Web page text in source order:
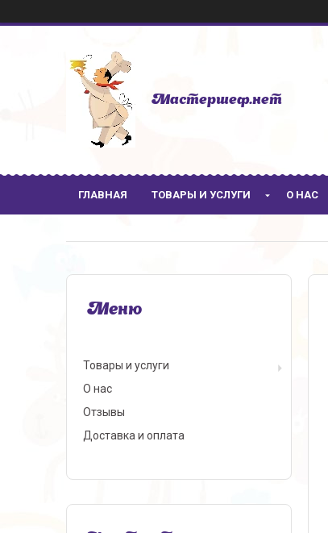
Мастершеф.нет
ГЛАВНАЯ ТОВАРЫ И УСЛУГИ О НАС
Товары и услуги
О нас
Отзывы
Доставка и оплата